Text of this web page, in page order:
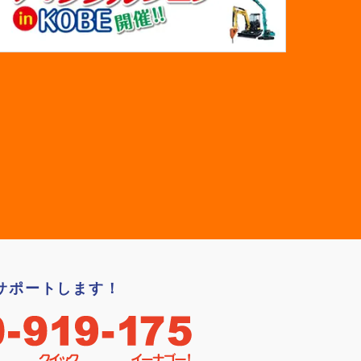
ポートします！